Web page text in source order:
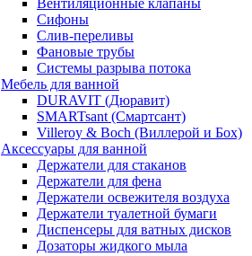
Вентиляционные клапаны
Сифоны
Слив-переливы
Фановые трубы
Системы разрыва потока
Мебель для ванной
DURAVIT (Дюравит)
SMARTsant (Смартсант)
Villeroy & Boch (Виллерой и Бох)
Аксессуары для ванной
Держатели для стаканов
Держатели для фена
Держатели освежителя воздуха
Держатели туалетной бумаги
Диспенсеры для ватных дисков
Дозаторы жидкого мыла